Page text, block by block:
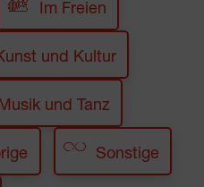
Im Freien
und Kultur
Musik und Tanz
Sonstige